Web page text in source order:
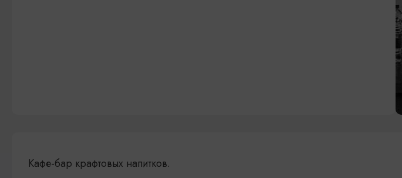
Кафе-бар крафтовых напитков.